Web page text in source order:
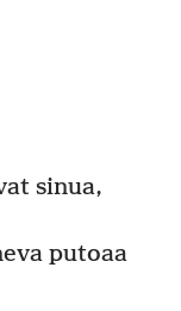
sinua,
putoaa